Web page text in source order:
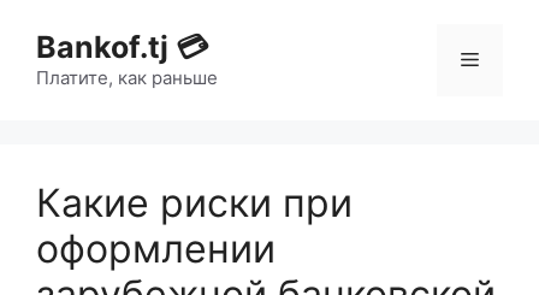
Bankof.tj 💳
Платите, как раньше
Какие риски при
оформлении